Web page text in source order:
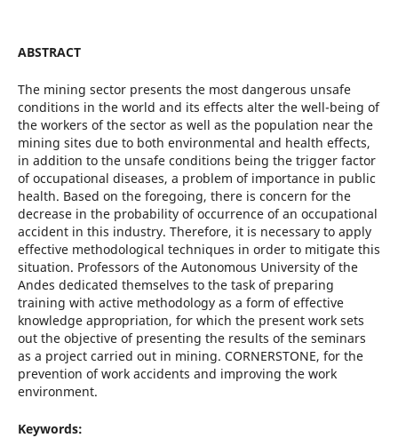
ABSTRACT
The mining sector presents the most dangerous unsafe
conditions in the world and its effects alter the well-being of
the workers of the sector as well as the population near the
mining sites due to both environmental and health effects,
in addition to the unsafe conditions being the trigger factor
of occupational diseases, a problem of importance in public
health. Based on the foregoing, there is concern for the
decrease in the probability of occurrence of an occupational
accident in this industry. Therefore, it is necessary to apply
effective methodological techniques in order to mitigate this
situation. Professors of the Autonomous University of the
Andes dedicated themselves to the task of preparing
training with active methodology as a form of effective
knowledge appropriation, for which the present work sets
out the objective of presenting the results of the seminars
as a project carried out in mining. CORNERSTONE, for the
prevention of work accidents and improving the work
environment.
Keywords: